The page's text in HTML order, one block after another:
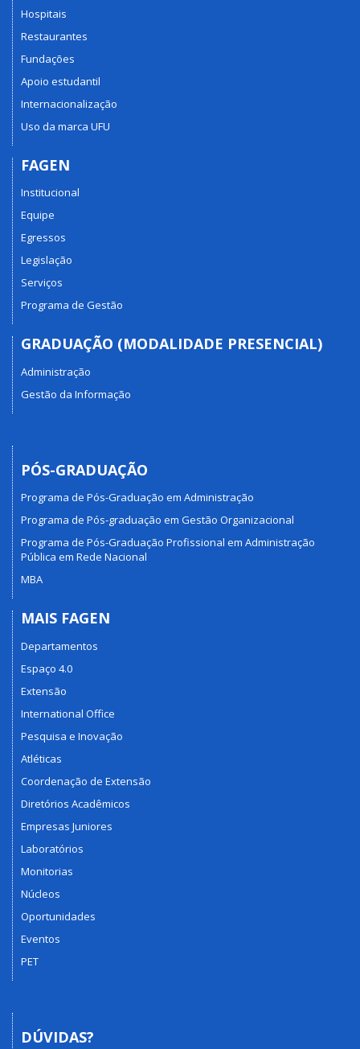
Hospitais
Restaurantes
Fundações
Apoio estudantil
Internacionalização
Uso da marca UFU
FAGEN
Institucional
Equipe
Egressos
Legislação
Serviços
Programa de Gestão
GRADUAÇÃO (MODALIDADE PRESENCIAL)
Administração
Gestão da Informação
PÓS-GRADUAÇÃO
Programa de Pós-Graduação em Administração
Programa de Pós-graduação em Gestão Organizacional
Programa de Pós-Graduação Profissional em Administração
Pública em Rede Nacional
MBA
MAIS FAGEN
Departamentos
Espaço 4.0
Extensão
International Office
Pesquisa e Inovação
Atléticas
Coordenação de Extensão
Diretórios Acadêmicos
Empresas Juniores
Laboratórios
Monitorias
Núcleos
Oportunidades
Eventos
PET
DÚVIDAS?